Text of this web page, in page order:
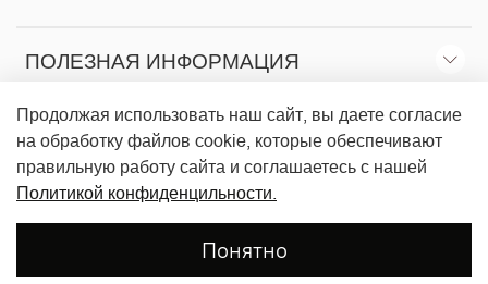
ПОЛЕЗНАЯ ИНФОРМАЦИЯ
О МАГАЗИНЕ
ЛИЧНЫЙ КАБИНЕТ
Продолжая использовать наш сайт, вы даете согласие
на обработку файлов cookie, которые обеспечивают
правильную работу сайта и соглашаетесь с нашей
Политикой конфиденцильности.
Понятно